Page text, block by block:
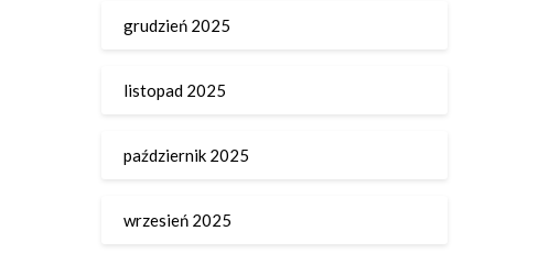
grudzień 2025
listopad 2025
październik 2025
wrzesień 2025